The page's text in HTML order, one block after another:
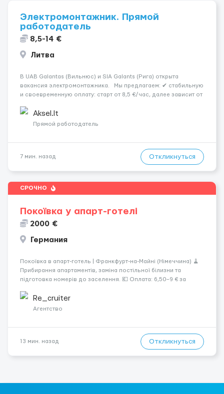
Электромонтажник. Прямой
работодатель
8,5-14 €
Литва
В UAB Galantas (Вильнюс) и SIA Galants (Рига) открыта
вакансия электромонтажника. Мы предлагаем: ✔ стабильную
и своевременную оплату: старт от 8,5 €/час, далее зависит от
час); ✔ график работы возможен до 10 часов в день; ...
Aksel.lt
Прямой работодатель
7 мин. назад Откликнуться
СРОЧНО
Покоївка у апарт-готелі
2000 €
Германия
Покоївка в апарт-готель | Франкфурт-на-Майні (Німеччина) 🧹
Прибирання апартаментів, заміна постільної білизни та
підготовка номерів до заселення. 💶 Оплата: 6,50–9 € за
близько 2000 € на місяць (після вирахув...
Re_cruiter
Агентство
13 мин. назад Откликнуться